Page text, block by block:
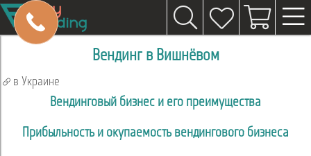
Вендинг в Вишнёвом
в Украине
Вендинговый бизнес и его преимущества
Прибыльность и окупаемость вендингового бизнеса